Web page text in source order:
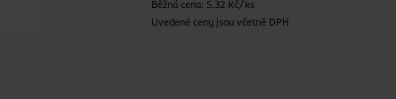
Běžná cena: 5.32 Kč/ks
Uvedené ceny jsou včetně DPH